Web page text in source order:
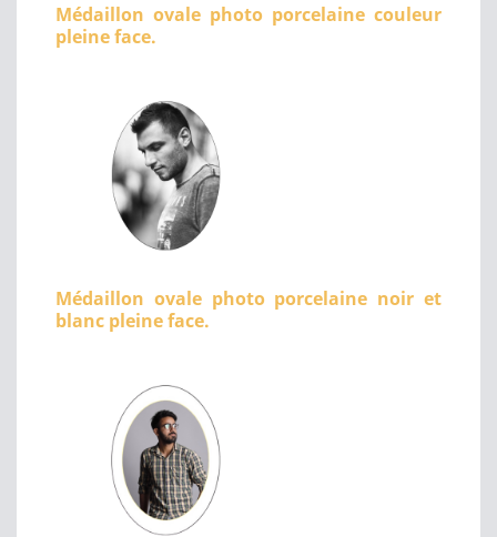
Médaillon ovale photo porcelaine couleur
pleine face.
Médaillon ovale photo porcelaine noir et
blanc pleine face.